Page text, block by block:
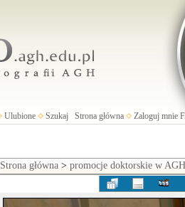
Ulubione Szukaj Strona główna Zaloguj mnie
Strona główna > promocje doktorskie w AGH